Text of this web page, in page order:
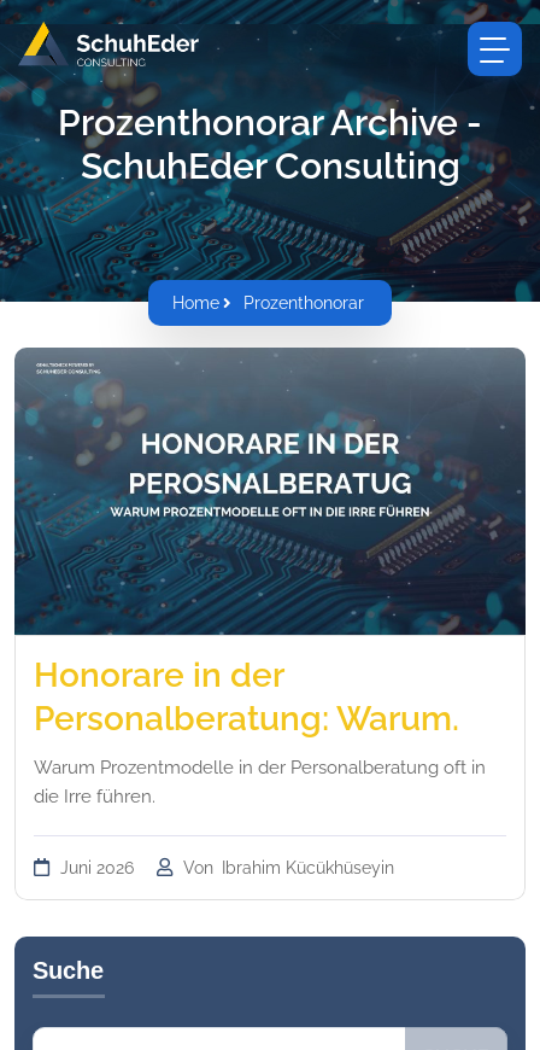
Prozenthonorar Archive -
SchuhEder Consulting
Home Prozenthonorar
Honorare in der
Personalberatung: Warum.
Warum Prozentmodelle in der Personalberatung oft in
die Irre führen.
Juni 2026 Von Ibrahim Kücükhüseyin
Suche
Suchen